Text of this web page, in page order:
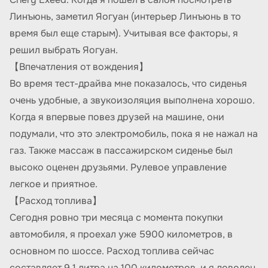
Линъюнь, заметил Яогуан (интерьер Линъюнь в то
время был еще старым). Учитывая все факторы, я
решил выбрать Яогуан.
【Впечатления от вождения】
Во время тест-драйва мне показалось, что сиденья
очень удобные, а звукоизоляция выполнена хорошо.
Когда я впервые повез друзей на машине, они
подумали, что это электромобиль, пока я не нажал на
газ. Также массаж в пассажирском сиденье был
высоко оценен друзьями. Рулевое управление
легкое и приятное.
【Расход топлива】
Сегодня ровно три месяца с момента покупки
автомобиля, я проехал уже 5900 километров, в
основном по шоссе. Расход топлива сейчас